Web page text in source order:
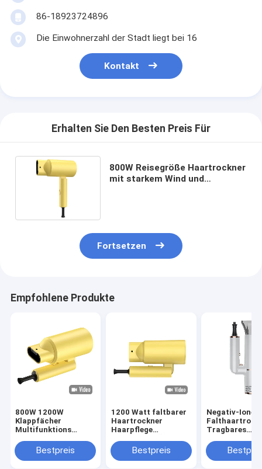
86-18923724896
Die Einwohnerzahl der Stadt liegt bei 16
Kontakt
Erhalten Sie Den Besten Preis Für
800W Reisegröße Haartrockner
mit starkem Wind und
Fortsetzen
Empfohlene Produkte
800W 1200W
Klappfächer
Multifunktions
Essenzöl Düse
Haarpflege
Bestpreis
1200 Watt faltbarer
Haartrockner
Haarpflege
Technologie mit
Negativ-Ionen-
Bestpreis
Negativ-
Tragbares
Reisen